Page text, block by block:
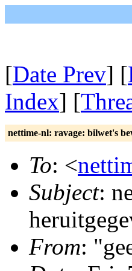
[Date Prev] [
Index] [
nettime-nl: ravage: bilwet's
To: <
Subject:
From: